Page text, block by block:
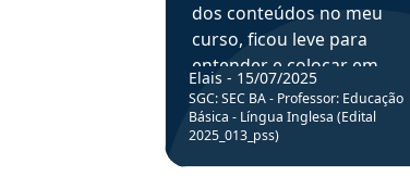
dos conteúdos no meu
curso, ficou leve para
entender e colocar em
prática através da
resolução de questões.”
Elais - 15/07/2025
SGC: SEC BA - Professor: Educação
Básica - Língua Inglesa (Edital
2025_013_pss)